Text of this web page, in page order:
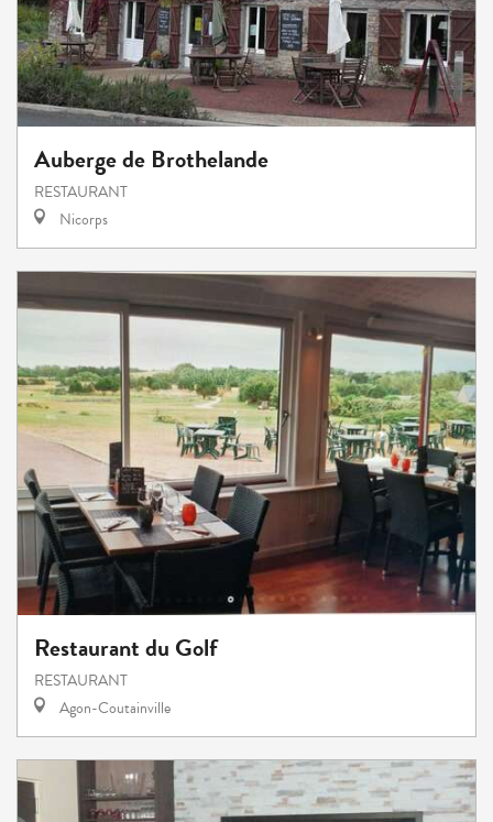
Auberge de Brothelande
RESTAURANT
Nicorps
Restaurant du Golf
RESTAURANT
Agon-Coutainville